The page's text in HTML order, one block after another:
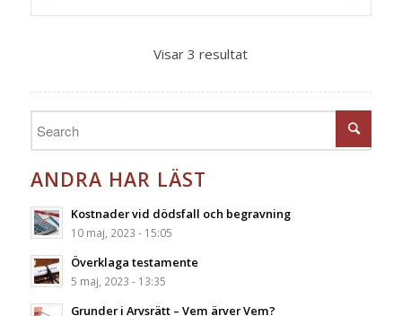
Visar 3 resultat
ANDRA HAR LÄST
Kostnader vid dödsfall och begravning
10 maj, 2023 - 15:05
Överklaga testamente
5 maj, 2023 - 13:35
Grunder i Arvsrätt – Vem ärver Vem?